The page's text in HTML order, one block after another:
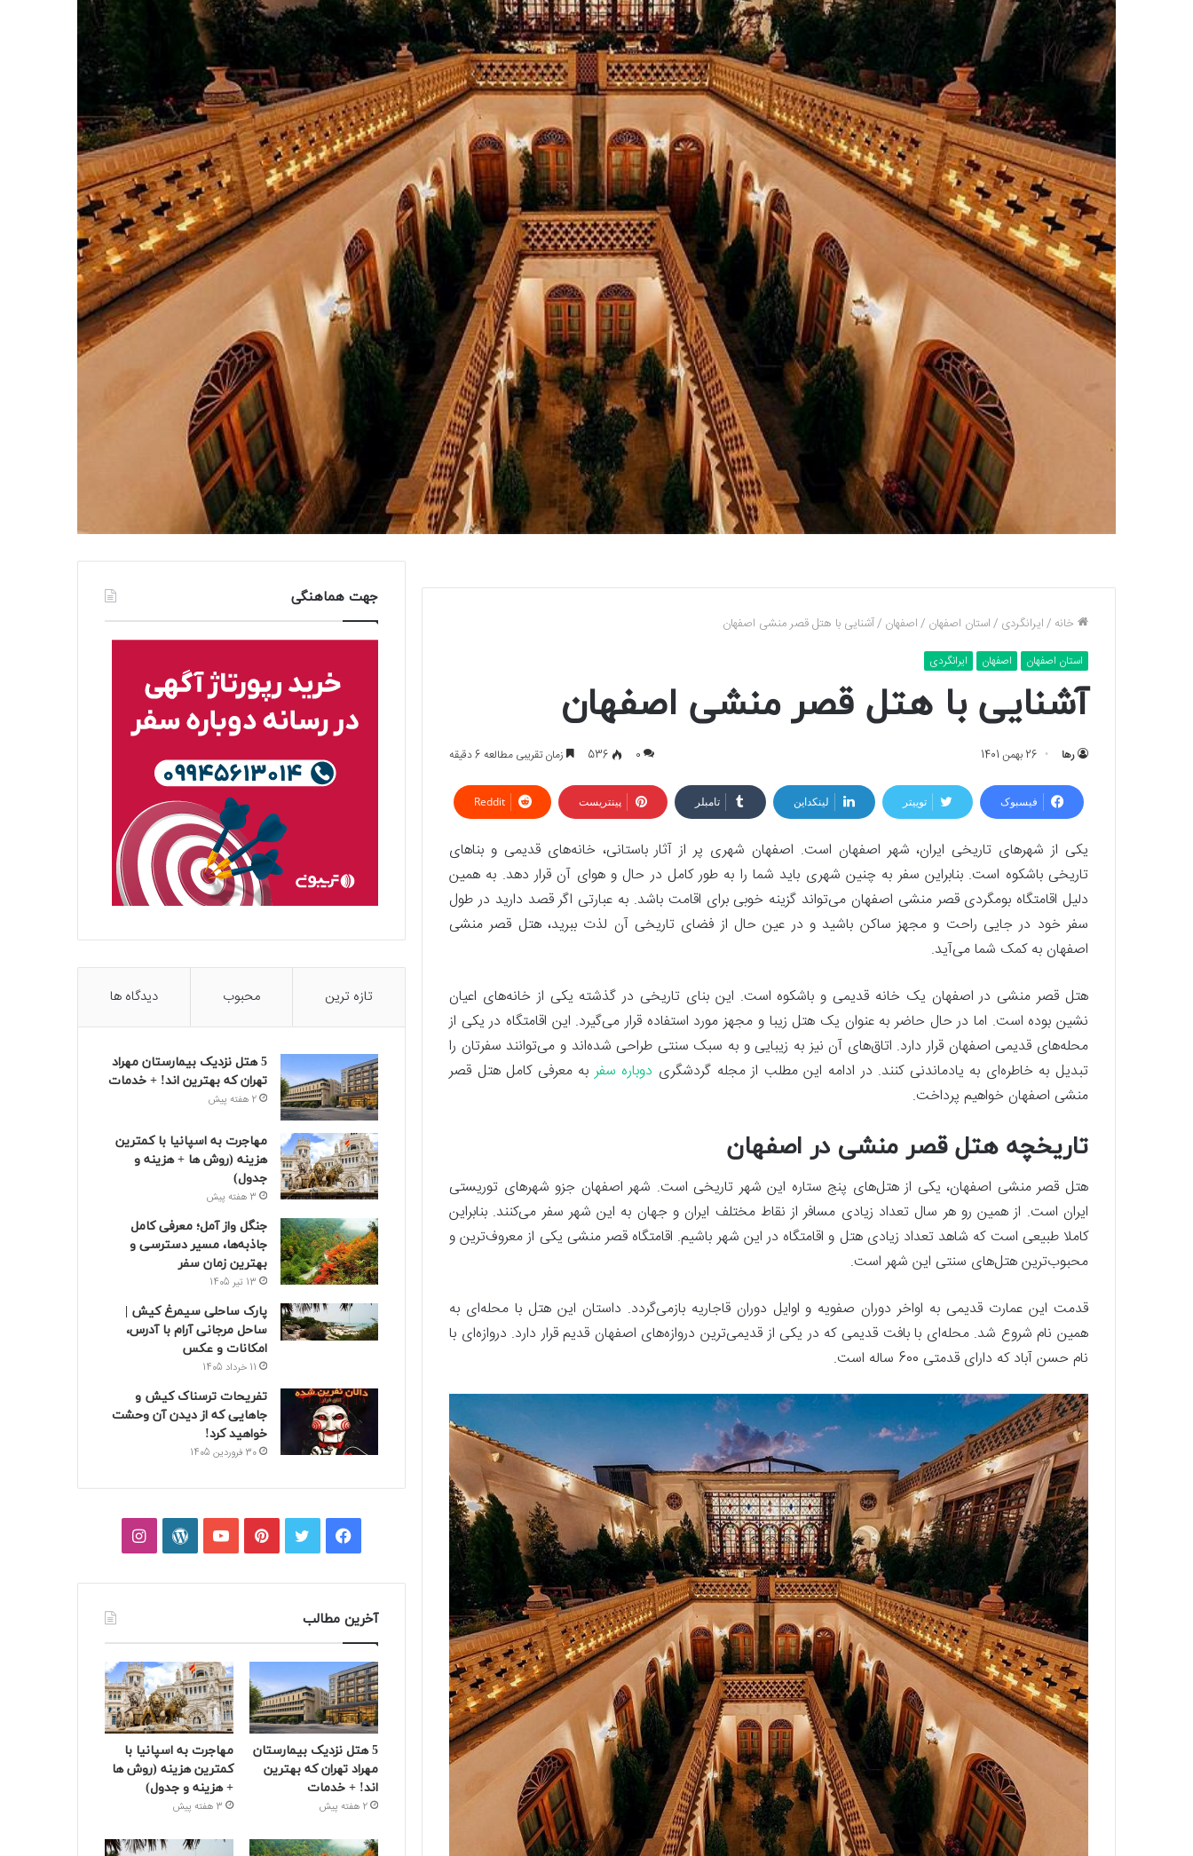
خانه /ایرانگردی /استان اصفهان /اصفهان /آشنایی با هتل قصر منشی اصفهان
استان اصفهان اصفهان ایرانگردی
آشنایی با هتل قصر منشی اصفهان
رها 26 بهمن 1401 0
536 زمان تقریبی مطالعه 6 دقیقه
فیسبوک توییتر لینکداین تامبلر پینتریست Reddit
یکی از شهرهای تاریخی ایران، شهر اصفهان است. اصفهان شهری پر از آثار باستانی، خانه‌های قدیمی و بناهای
تاریخی باشکوه است. بنابراین سفر به چنین شهری باید شما را به طور کامل در حال و هوای آن قرار دهد. به همین
دلیل اقامتگاه بومگردی قصر منشی اصفهان می‌تواند گزینه خوبی برای اقامت باشد. به عبارتی اگر قصد دارید در طول
سفر خود در جایی راحت و مجهز ساکن باشید و در عین حال از فضای تاریخی آن لذت ببرید، هتل قصر منشی
اصفهان به کمک شما می‌آید.
هتل قصر منشی در اصفهان یک خانه قدیمی و باشکوه است. این بنای تاریخی در گذشته یکی از خانه‌های اعیان
نشین بوده است. اما در حال حاضر به عنوان یک هتل زیبا و مجهز مورد استفاده قرار می‌گیرد. این اقامتگاه در یکی از
محله‌های قدیمی اصفهان قرار دارد. اتاق‌های آن نیز به زیبایی و به سبک سنتی طراحی شده‌اند و می‌توانند سفرتان را
تبدیل به خاطره‌ای به یادماندنی کنند. در ادامه این مطلب از مجله گردشگری دوباره سفربه معرفی کامل هتل قصر
منشی اصفهان خواهیم پرداخت.
تاریخچه هتل قصر منشی در اصفهان
هتل قصر منشی اصفهان، یکی از هتل‌های پنج ستاره این شهر تاریخی است. شهر اصفهان جزو شهرهای توریستی
ایران است. از همین رو هر سال تعداد زیادی مسافر از نقاط مختلف ایران و جهان به این شهر سفر می‌کنند. بنابراین
کاملا طبیعی است که شاهد تعداد زیادی هتل و اقامتگاه در این شهر باشیم. اقامتگاه قصر منشی یکی از معروف‌ترین و
محبوب‌ترین هتل‌های سنتی این شهر است.
قدمت این عمارت قدیمی به اواخر دوران صفویه و اوایل دوران قاجاریه بازمی‌گردد. داستان این هتل با محله‌ای به
همین نام شروع شد. محله‌ای با بافت قدیمی که در یکی از قدیمی‌ترین دروازه‌های اصفهان قدیم قرار دارد. دروازه‌ای با
نام حسن آباد که دارای قدمتی 600 ساله است.
جهت هماهنگی
تازه ترین محبوب دیدگاه ها
5 هتل نزدیک بیمارستان مهراد
تهران که بهترین‌ اند! + خدمات
2 هفته پیش
مهاجرت به اسپانیا با کمترین
هزینه (روش ها + هزینه و
جدول)
3 هفته پیش
جنگل واز آمل؛ معرفی کامل
جاذبه‌ها، مسیر دسترسی و
بهترین زمان سفر
13 تیر 1405
پارک ساحلی سیمرغ کیش |
ساحل مرجانی آرام با آدرس،
امکانات و عکس
11 خرداد 1405
تفریحات ترسناک کیش و
جاهایی که از دیدن آن وحشت
خواهید کرد!
30 فروردین 1405
فیسبوکتوییترپینتریستیوتیوبوردپرساینستاگرام
آخرین مطالب
5 هتل نزدیک بیمارستان
مهراد تهران که بهترین‌
اند! + خدمات
2 هفته پیش
مهاجرت به اسپانیا با
کمترین هزینه (روش ها
+ هزینه و جدول)
3 هفته پیش